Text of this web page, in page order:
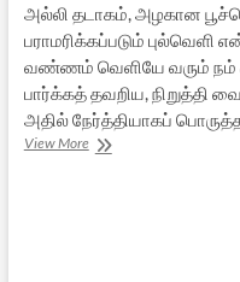
அல்லி தடாகம், அழகான
பராமரிக்கப்படும்
வண்ணம் வெளியே வரும் நம்
பார்க்கத் தவறிய, நிறுத்தி
அதில் நேர்த்தியாகப்
View Moreபிரார்த்தனைகளின்